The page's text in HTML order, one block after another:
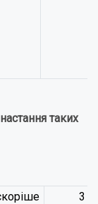
таких
3